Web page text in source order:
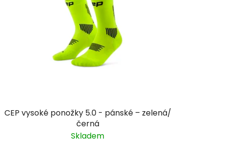
CEP vysoké ponožky 5.0 - pánské – zelená/
černá
Skladem